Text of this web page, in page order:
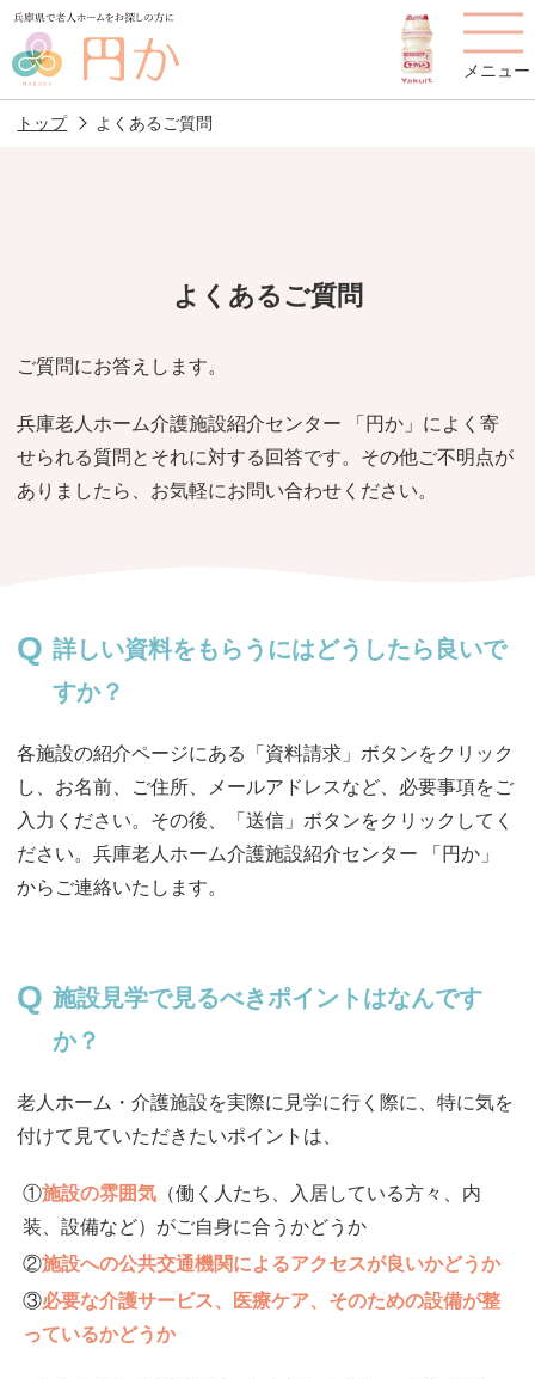
メニュー
スタッフ紹介 アクセス
相談者様の声 お役立ち情報
トップ よくあるご質問
よくあるご質問
ご質問にお答えします。
兵庫老人ホーム介護施設紹介センター 「円か」によく寄
せられる質問とそれに対する回答です。その他ご不明点が
ありましたら、お気軽にお問い合わせください。
詳しい資料をもらうにはどうしたら良いで
すか？
各施設の紹介ページにある「資料請求」ボタンをクリック
し、お名前、ご住所、メールアドレスなど、必要事項をご
入力ください。その後、「送信」ボタンをクリックしてく
ださい。兵庫老人ホーム介護施設紹介センター 「円か」
からご連絡いたします。
施設見学で見るべきポイントはなんです
か？
老人ホーム・介護施設を実際に見学に行く際に、特に気を
付けて見ていただきたいポイントは、
①施設の雰囲気 （働く人たち、入居している方々、内
装、設備など）がご自身に合うかどうか
②施設への公共交通機関によるアクセスが良いかどうか
③必要な介護サービス、医療ケア、そのための設備が整
っているかどうか